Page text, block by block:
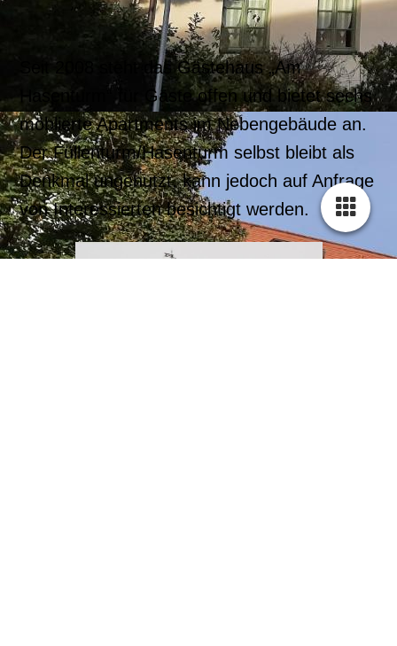
Seit 2008 steht das Gästehaus „Am
Hasenturm“ für Gäste offen und bietet sechs
möblierte Apartments im Nebengebäude an.
Der Füllenturm/Hasenturm selbst bleibt als
Denkmal ungenutzt, kann jedoch auf Anfrage
von Interessierten besichtigt werden.